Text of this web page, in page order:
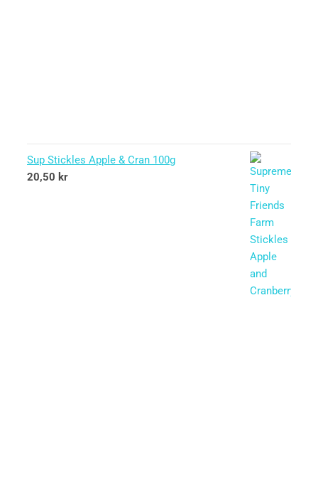
Sup Stickles Apple & Cran 100g
20,50 kr